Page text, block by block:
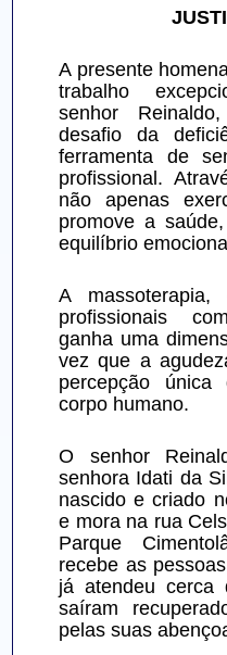
A presente
trabalho
senhor
desafio da
ferramenta de
profissional.
não apenas
promove a
equilíbrio
A massoterapia,
profissionais
ganha uma
vez que a
percepção única
corpo humano.
O senhor
senhora Idati da
nascido e criado
e mora na rua
Parque
recebe as
já atendeu cerca
saíram
pelas suas